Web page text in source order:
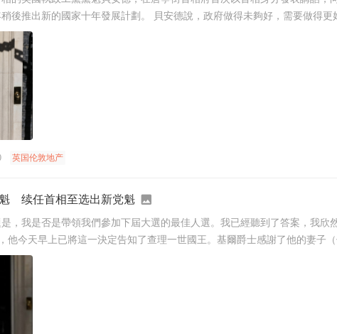
應的資金籌措方案，並會於今年稍後推出新的國家十年發展計劃。 貝安
英国伦敦地产
续任首相至选出新党魁
們參加下屆大選的最佳人選。我已經聽到了答案，我欣然接受。” “我所做的每一個決定都以我深愛的國家為先。正因如
默爵士表示，他今天早上已將這一決定告知了查理一世國王。基爾爵士感謝了他的